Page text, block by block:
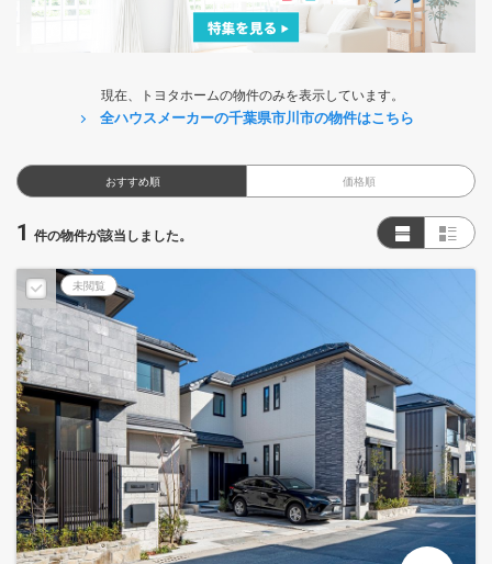
現在、トヨタホームの物件のみを表示しています。
全ハウスメーカーの千葉県市川市の物件はこちら
おすすめ順 価格順
1 件の物件が該当しました。
未閲覧